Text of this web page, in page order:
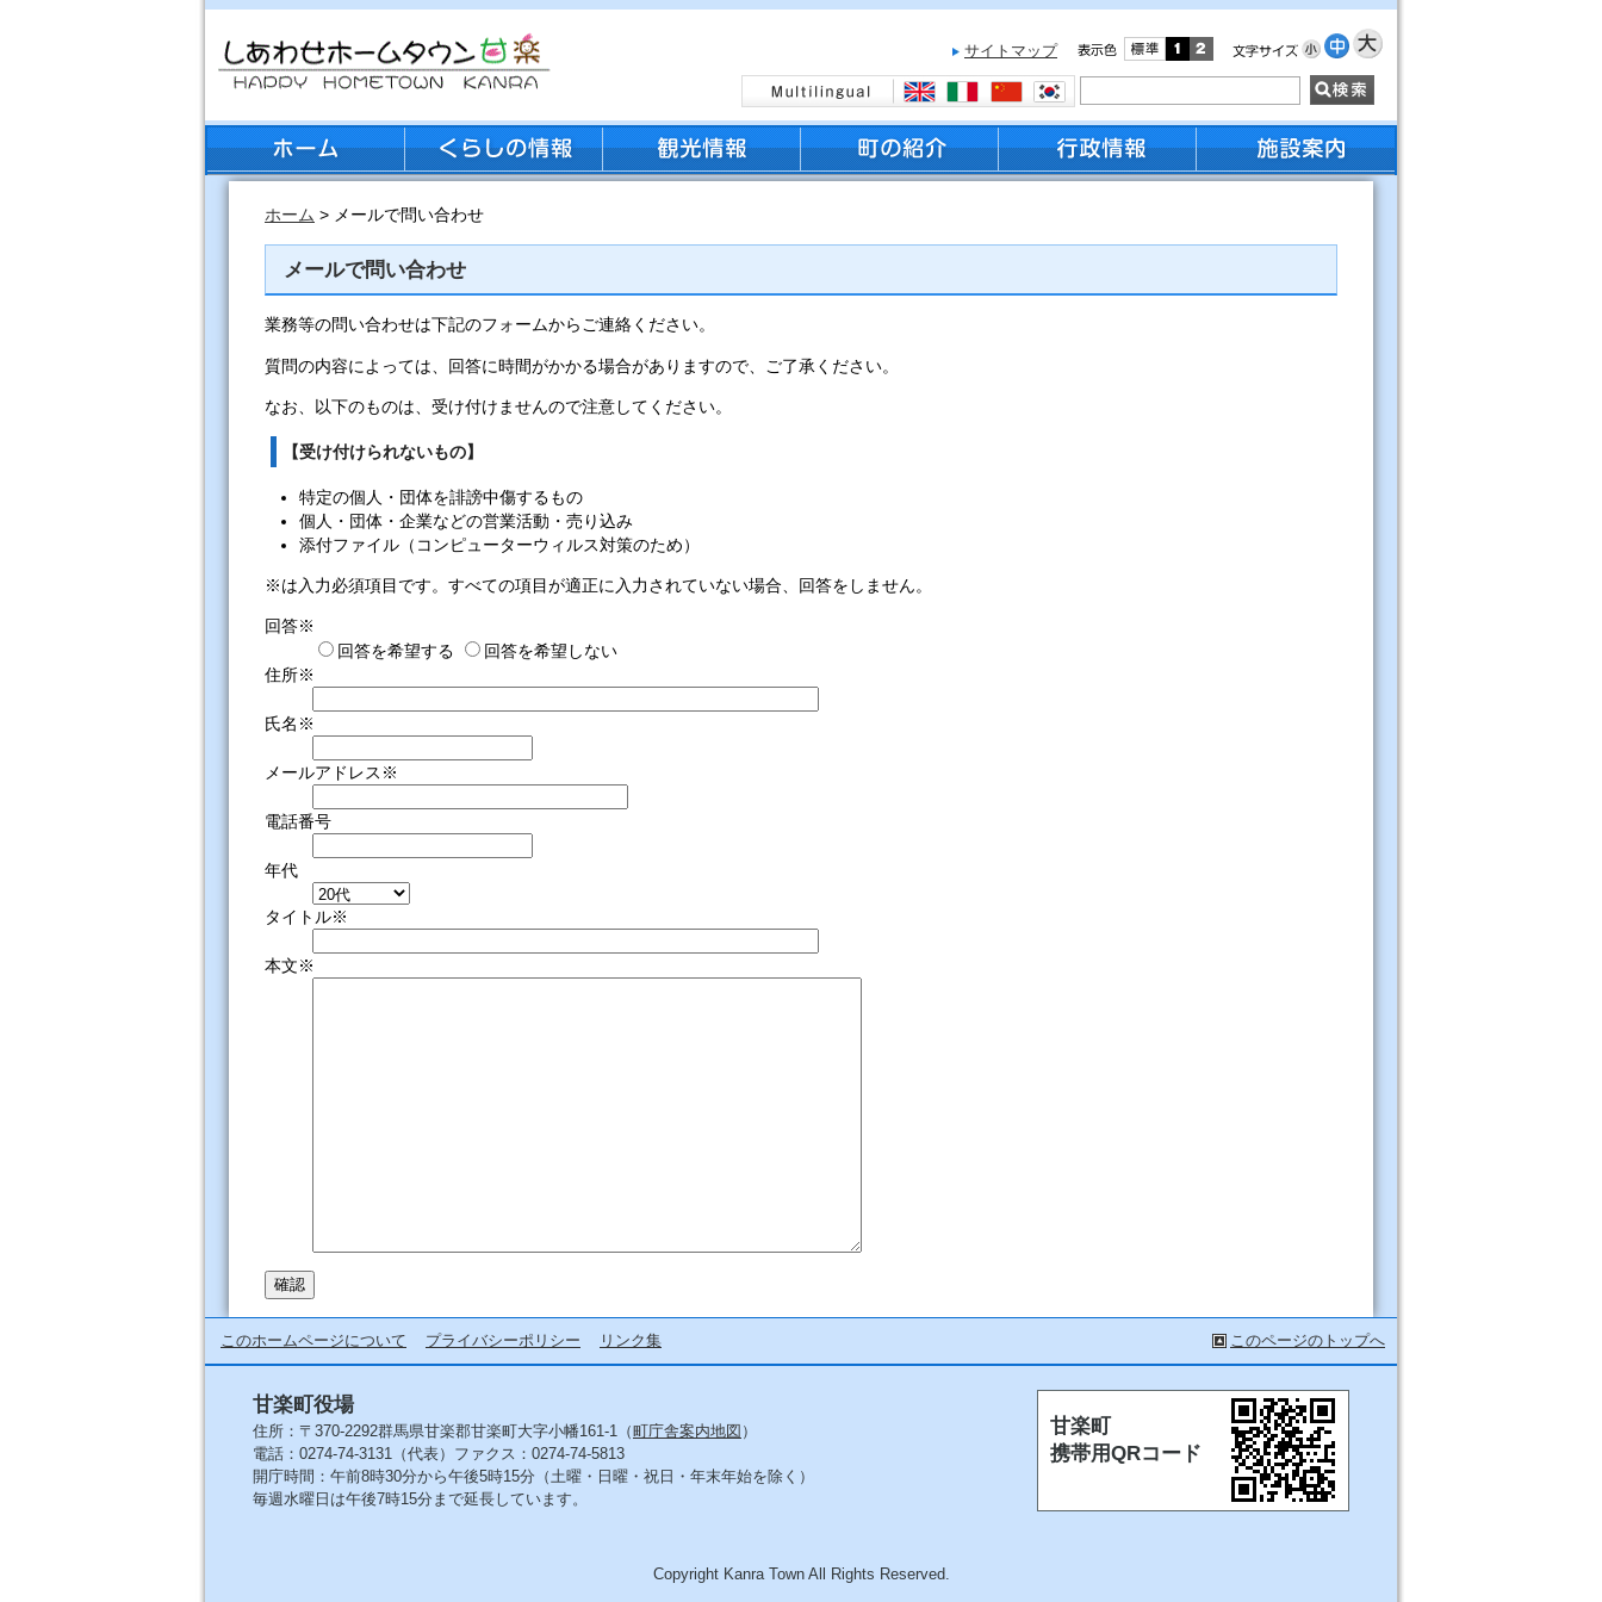
サイトマップ
ホーム > メールで問い合わせ
メールで問い合わせ
業務等の問い合わせは下記のフォームからご連絡ください。
質問の内容によっては、回答に時間がかかる場合がありますので、ご了承ください。
なお、以下のものは、受け付けませんので注意してください。
【受け付けられないもの】
特定の個人・団体を誹謗中傷するもの
個人・団体・企業などの営業活動・売り込み
添付ファイル（コンピューターウィルス対策のため）
※は入力必須項目です。すべての項目が適正に入力されていない場合、回答をしません。
回答※
回答を希望する
回答を希望しない
住所※
氏名※
メールアドレス※
電話番号
年代
タイトル※
本文※
このページのトップへ
このホームページについて プライバシーポリシー リンク集
甘楽町役場
住所：〒370-2292群馬県甘楽郡甘楽町大字小幡161-1（町庁舎案内地図 ）
電話：0274-74-3131（代表）ファクス：0274-74-5813
開庁時間：午前8時30分から午後5時15分（土曜・日曜・祝日・年末年始を除く）
毎週水曜日は午後7時15分まで延長しています。
甘楽町
携帯用QRコード
Copyright Kanra Town All Rights Reserved.